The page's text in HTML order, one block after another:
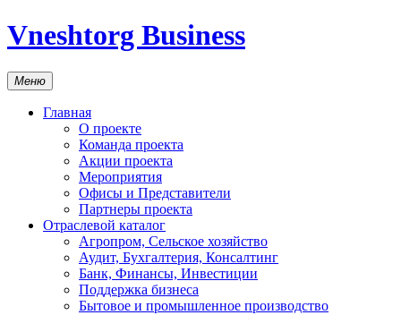
Vneshtorg Business
Меню
Главная
О проекте
Команда проекта
Акции проекта
Мероприятия
Офисы и Представители
Партнеры проекта
Отраслевой каталог
Агропром, Сельское хозяйство
Аудит, Бухгалтерия, Консалтинг
Банк, Финансы, Инвестиции
Поддержка бизнеса
Бытовое и промышленное производство